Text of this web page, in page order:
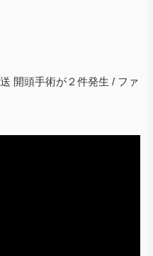
開頭手術が２件発生 / ファ